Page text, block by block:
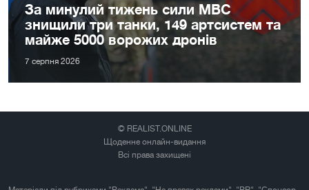
За минулий тижень сили МВС
знищили три танки, 149 артсистем та
майже 5000 ворожих дронів
7 серпня 2026
© REALIST.ONLINE
Щоденне онлайн-видання
Всі права захищені